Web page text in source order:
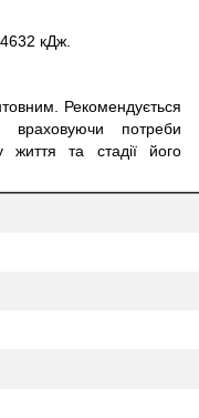
кДж.
Рекомендується
враховуючи потреби
життя та стадії його